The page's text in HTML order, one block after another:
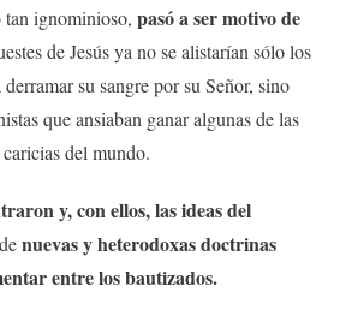
tan ignominioso, pasó a ser motivo de
de Jesús ya no se alistarían sólo los
su sangre por su Señor, sino
que ansiaban ganar algunas de las
del mundo.
y, con ellos, las ideas del
nuevas y heterodoxas doctrinas
entre los bautizados.